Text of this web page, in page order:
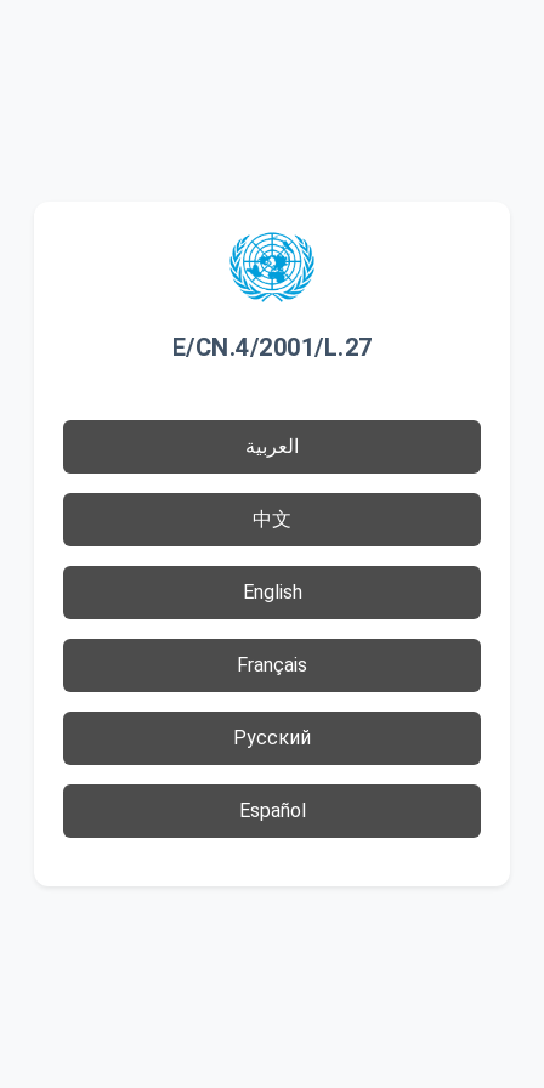
E/CN.4/2001/L.27
العربية
中文
English
Français
Русский
Español